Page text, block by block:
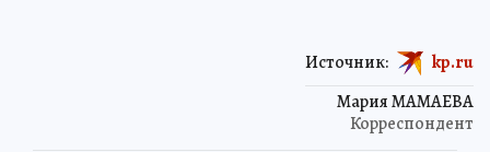
Мария МАМАЕВА
Корреспондент
Источник: kp.ru